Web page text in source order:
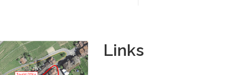
Links